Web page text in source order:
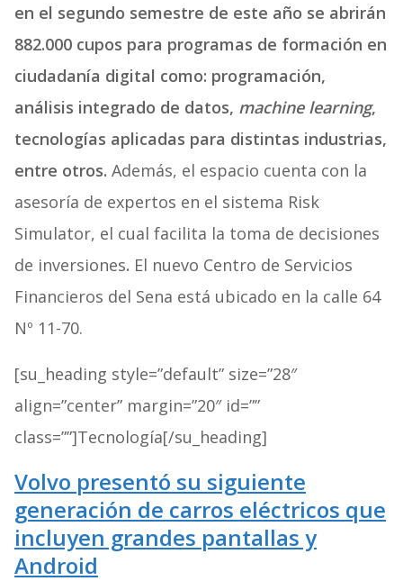
en el segundo semestre de este año se abrirán
882.000 cupos para programas de formación en
ciudadanía digital como: programación,
análisis integrado de datos, machine learning,
tecnologías aplicadas para distintas industrias,
entre otros. Además, el espacio cuenta con la
asesoría de expertos en el sistema Risk
Simulator, el cual facilita la toma de decisiones
de inversiones. El nuevo Centro de Servicios
Financieros del Sena está ubicado en la calle 64
Nº 11-70.
[su_heading style=”default” size=”28″
align=”center” margin=”20″ id=””
class=””]Tecnología[/su_heading]
Volvo presentó su siguiente
generación de carros eléctricos que
incluyen grandes pantallas y
Android